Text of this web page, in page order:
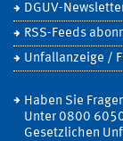
DGUV-
RSS-Feeds
Unfallanzeige /
Haben Sie
Unter 0800
Gesetzlichen